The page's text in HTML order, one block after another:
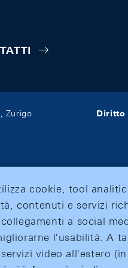
Zurigo
Diritto
cookie, tool
contenuti e servizi
a social
l'usabilità. A
video all'estero